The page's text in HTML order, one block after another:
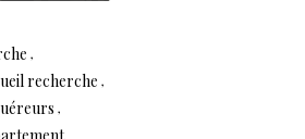
recherche